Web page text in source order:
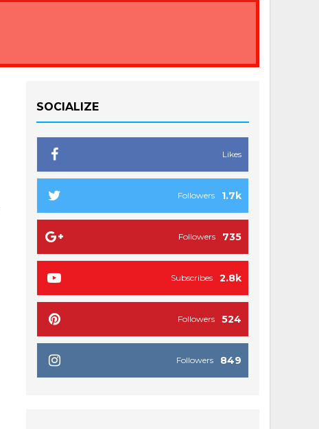
SOCIALIZE
Likes
1.7k
Followers
735
Followers
2.8k
Subscribes
524
Followers
849
Followers